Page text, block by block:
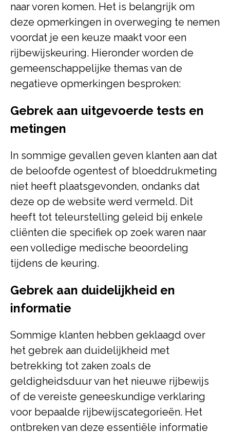
naar voren komen. Het is belangrijk om
deze opmerkingen in overweging te nemen
voordat je een keuze maakt voor een
rijbewijskeuring. Hieronder worden de
gemeenschappelijke themas van de
negatieve opmerkingen besproken:
Gebrek aan uitgevoerde tests en
metingen
In sommige gevallen geven klanten aan dat
de beloofde ogentest of bloeddrukmeting
niet heeft plaatsgevonden, ondanks dat
deze op de website werd vermeld. Dit
heeft tot teleurstelling geleid bij enkele
cliënten die specifiek op zoek waren naar
een volledige medische beoordeling
tijdens de keuring.
Gebrek aan duidelijkheid en
informatie
Sommige klanten hebben geklaagd over
het gebrek aan duidelijkheid met
betrekking tot zaken zoals de
geldigheidsduur van het nieuwe rijbewijs
of de vereiste geneeskundige verklaring
voor bepaalde rijbewijscategorieën. Het
ontbreken van deze essentiële informatie